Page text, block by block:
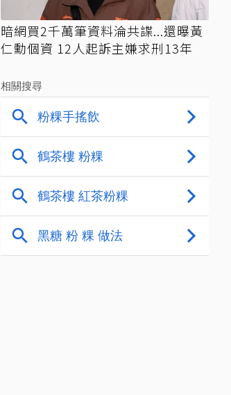
暗網買2千萬筆資料淪共諜...還曝黃
仁勳個資 12人起訴主嫌求刑13年